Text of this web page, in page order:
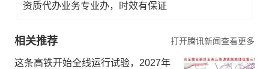
资质代办业务专业办，时效有保证
相关推荐 打开腾讯新闻查看更多
这条高铁开始全线运行试验，2027年